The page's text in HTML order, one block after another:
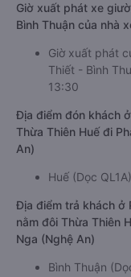
Giờ xuất phát xe
Bình Thuận của nhà
Giờ xuất phát
Thiết - Bình
13:30
Địa điểm đón khách
Thừa Thiên Huế đi
An)
Huế (Dọc QL1A)
Địa điểm trả khách ở
nằm đôi Thừa Thiên
Nga (Nghệ An)
Bình Thuận